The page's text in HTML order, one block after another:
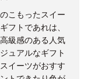
こもったスイー
フトであれは、
級感のある人気
ュアルなギフト
イーツがおすす